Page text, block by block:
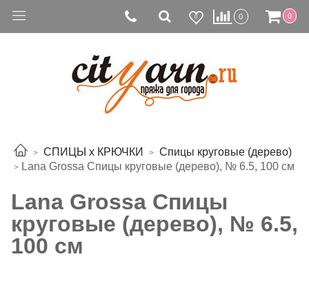
0 0 0
СПИЦЫ х КРЮЧКИ
Спицы круговые (дерево)
Lana Grossa Спицы круговые (дерево), № 6.5, 100 см
Lana Grossa Спицы
круговые (дерево), № 6.5,
100 см